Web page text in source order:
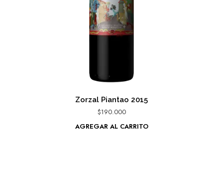
Zorzal Piantao 2015
$190.000
AGREGAR AL CARRITO